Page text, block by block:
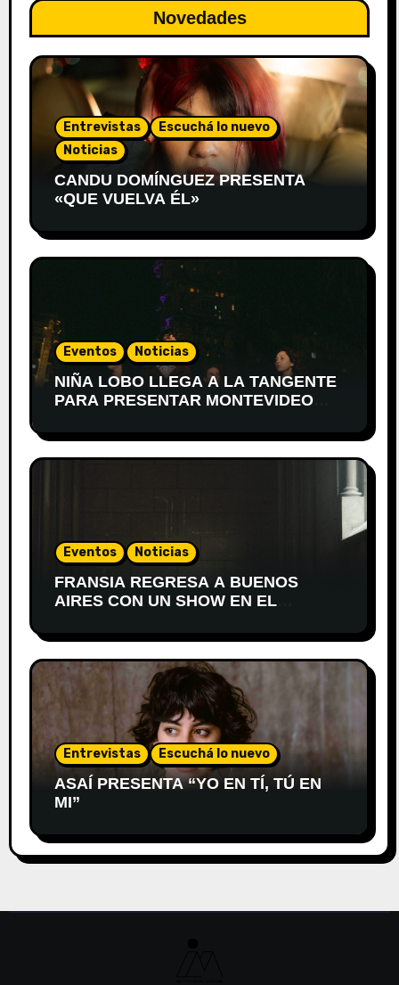
Novedades
Entrevistas
Escuchá lo nuevo
Noticias
CANDU DOMÍNGUEZ PRESENTA
«QUE VUELVA ÉL»
Eventos Noticias
NIÑA LOBO LLEGA A LA TANGENTE
PARA PRESENTAR MONTEVIDEO
Eventos Noticias
FRANSIA REGRESA A BUENOS
AIRES CON UN SHOW EN EL
Entrevistas Escuchá lo nuevo
ASAÍ PRESENTA “YO EN TÍ, TÚ EN
MI”